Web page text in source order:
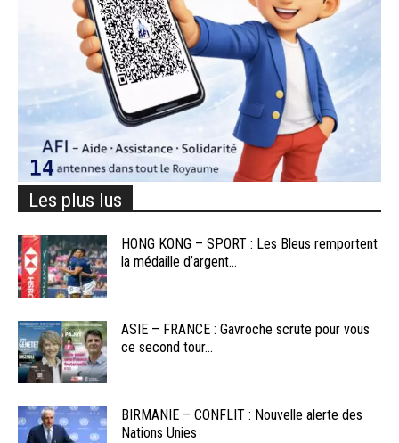
Les plus lus
HONG KONG – SPORT : Les Bleus remportent
la médaille d’argent...
ASIE – FRANCE : Gavroche scrute pour vous
ce second tour...
BIRMANIE – CONFLIT : Nouvelle alerte des
Nations Unies